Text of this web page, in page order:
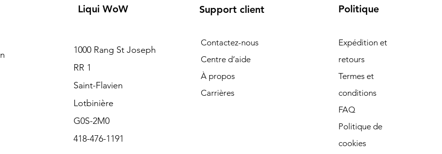
Liqui WoW
1000 Rang St Joseph
RR 1
Saint-Flavien
Lotbinière
G0S-2M0
418-476-1191
Support client
Contactez-nous
Centre d’aide
À propos
Carrières
Politique
Expédition et
retours
Termes et
conditions
FAQ
Politique de
cookies